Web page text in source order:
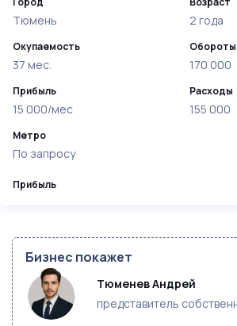
Прибыль
Тюмень
Окупаемость
37 мес.
Прибыль
15 000/мес
2 года
Обороты
170 000
Расходы
155 000
Метро
По запросу
Бизнес покажет
Тюменев Андрей
представитель